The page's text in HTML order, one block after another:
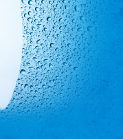
Außendienst
Kontaktformular